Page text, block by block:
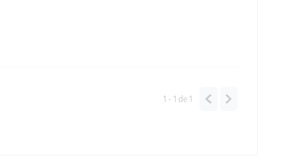
1 - 1 de1